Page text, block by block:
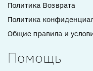
Политика Возврата
Политика
Общие правила и
Помощь